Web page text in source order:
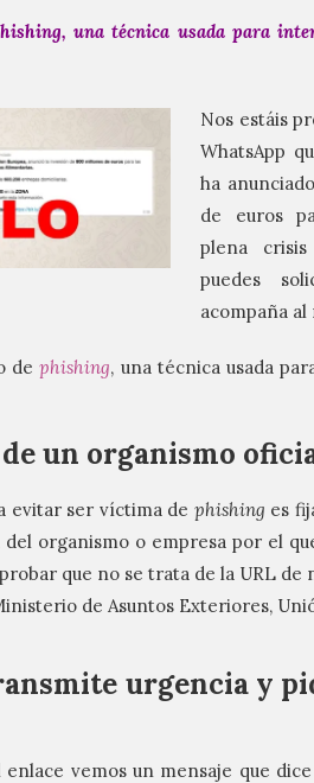
, una técnica usada para
Nos estáis
WhatsApp
ha
de euros
plena
puedes
acompaña al
dephishing, una técnica usada
un organismo
evitar ser víctima de phishing es
organismo o empresa por el
que no se trata de la URL
de Asuntos Exteriores,
urgencia y
vemos un mensaje que